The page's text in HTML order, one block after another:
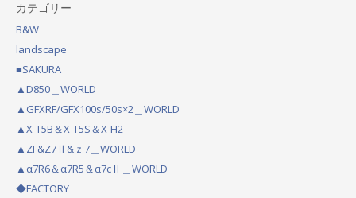
カテゴリー
B&W
landscape
■SAKURA
▲D850＿WORLD
▲GFXRF/GFX100s/50s×2＿WORLD
▲X-T5B＆X-T5S＆X-H2
▲ZF&Z7Ⅱ&ｚ7＿WORLD
▲α7R6＆α7R5＆α7cⅡ＿WORLD
◆FACTORY